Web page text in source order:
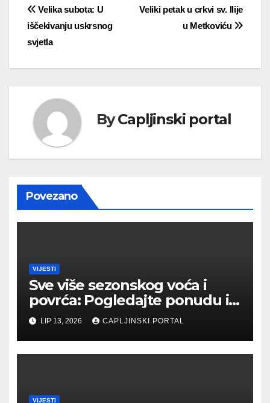
Navigacija
objava
Veliki petak u crkvi sv. Ilije
u Metkoviću
Velika subota: U
iščekivanju uskrsnog
svjetla
ByCapljinski portal
Povezano
VIJESTI
Sve više sezonskog voća i
povrća: Pogledajte ponudu i
cijene na čapljinskoj
Veletržnici
LIP 13, 2026 CAPLJINSKI PORTAL
VIJESTI